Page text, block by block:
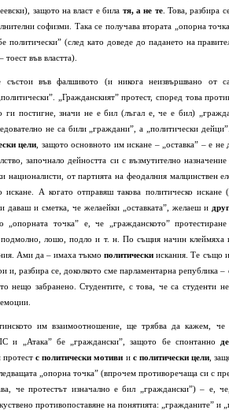
защото на власт е била тя, а не те. Това, разбира
софизми. Така се получава втората „опорна
политически” (след като доведе до падането на
във властта).
във фалшивото (и никога неизвършвано от
„Гражданският” протест, според това
ги постигне, значи не е бил (лъгал е, че е бил)
не са били „граждани”, а „политически
цели , защото основното им искане – „оставка” – е
започнало дейността си с възмутително
националисти, от партията на феодалния малцинствен
искане. А когато отправяш такова политическо
даваш и сметка, че желаейки „оставката”, желаеш и
„опорната точка” е, че „гражданското”
подмолно, лошо, подло и т. н. По същия начин
Ами да – имаха тъкмополитически искания. Те също
и, разбира се, доколкото сме парламентарна република
забранено. Студентите, с това, че са студенти
им взаимоотношение, ще трябва да кажем, че
„Атака” бе „граждански”, защото бе спонтанно
протестс политически мотиви и с политически цели ,
„опорна точка” (впрочем противоречаща си с
че протестът изначално е бил „граждански”) – е,
противопоставяне на понятията: „гражданите” и